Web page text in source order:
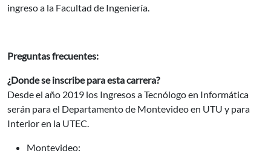
ingreso a la Facultad de Ingeniería.
Preguntas frecuentes:
¿Donde se inscribe para esta carrera?
Desde el año 2019 los Ingresos a Tecnólogo en Informática
serán para el Departamento de Montevideo en UTU y para
Interior en la UTEC.
Montevideo: